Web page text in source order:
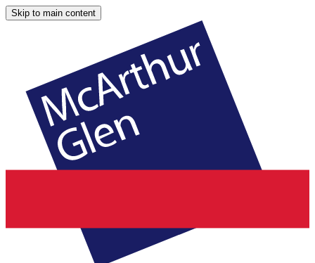
Skip to main content